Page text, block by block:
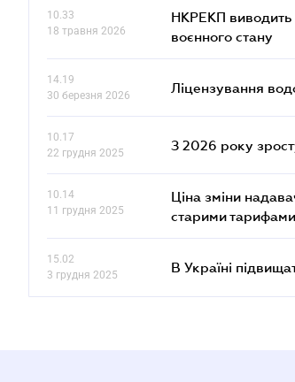
10.33
18 травня 2026
НКРЕКП виводить
воєнного стану
14.19
30 березня 2026
Ліцензування
10.17
22 грудня 2025
З 2026 року
10.14
11 грудня 2025
Ціна зміни
старими тарифами
15.02
3 грудня 2025
В Україні